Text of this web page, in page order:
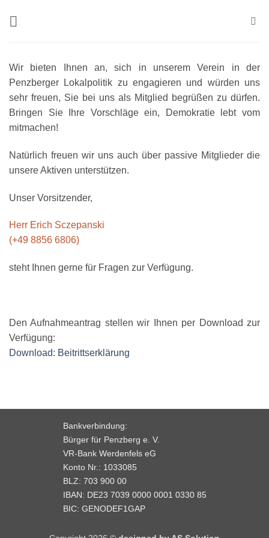
Wir bieten Ihnen an, sich in unserem Verein in der
Penzberger Lokalpolitik zu engagieren und würden uns
sehr freuen, Sie bei uns als Mitglied begrüßen zu dürfen.
Bringen Sie Ihre Vorschläge ein, Demokratie lebt vom
mitmachen!
Natürlich freuen wir uns auch über passive Mitglieder die
unsere Aktiven unterstützen.
Unser Vorsitzender,
Herr Erich Sczepanski
(+49 8856 6806)
steht Ihnen gerne für Fragen zur Verfügung.
Den Aufnahmeantrag stellen wir Ihnen per Download zur
Verfügung:
Download: Beitrittserklärung
Bankverbindung:
Bürger für Penzberg e. V.
VR-Bank Werdenfels eG
Konto Nr.: 1033085
BLZ: 703 900 00
IBAN: DE23 7039 0000 0001 0330 85
BIC: GENODEF1GAP